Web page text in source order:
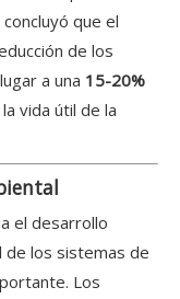
que el
de los
a una 15-20%
vida útil de la
el desarrollo
de los sistemas de
Los